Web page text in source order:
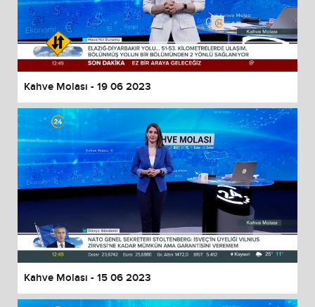
Kahve Molası - 19 06 2023
Kahve Molası - 15 06 2023